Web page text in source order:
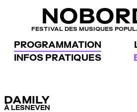
FESTIVAL DES MUSIQUES
PROGRAMMATION
INFOS PRATIQUES
DAMILY
À LESNEVEN